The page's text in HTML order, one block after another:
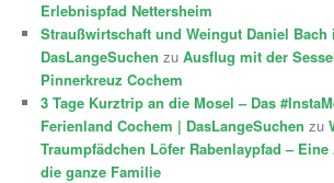
Erlebnispfad Nettersheim
Straußwirtschaft und Weingut Daniel Bach
DasLangeSuchen zuAusflug mit der
Pinnerkreuz Cochem
3 Tage Kurztrip an die Mosel – Das
Ferienland Cochem | DasLangeSuchen zu
Traumpfädchen Löfer Rabenlaypfad –
die ganze Familie